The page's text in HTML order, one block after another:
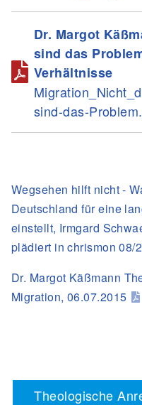
Theologische
Dr. Margot
sind das
Verhältnisse
sind-das-
Wegsehen hilft nicht -
Deutschland für eine
einstellt, Irmgard
plädiert in chrismon 08/
Dr. Margot Käßmann
Migration, 06.07.2015